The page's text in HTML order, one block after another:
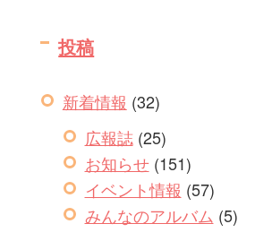
投稿
新着情報 (32)
広報誌(25)
お知らせ(151)
イベント情報 (57)
みんなのアルバム (5)